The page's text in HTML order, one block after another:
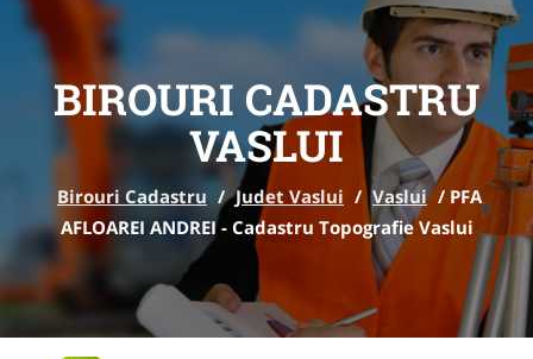
BIROURI CADASTRU
VASLUI
Birouri Cadastru / Judet Vaslui / Vaslui / PFA
AFLOAREI ANDREI - Cadastru Topografie Vaslui